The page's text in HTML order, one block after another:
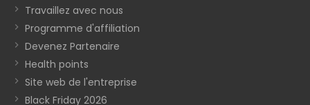
Travaillez avec nous
Programme d'affiliation
Devenez Partenaire
Health points
Site web de l'entreprise
Black Friday 2026